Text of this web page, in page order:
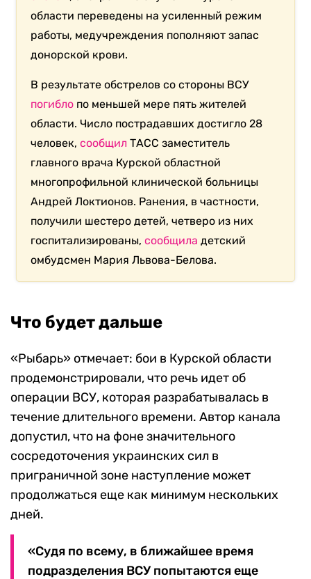
области переведены на усиленный режим
работы, медучреждения пополняют запас
донорской крови.
В результате обстрелов со стороны ВСУ
погибло по меньшей мере пять жителей
области. Число пострадавших достигло 28
человек,сообщил ТАСС заместитель
главного врача Курской областной
многопрофильной клинической больницы
Андрей Локтионов. Ранения, в частности,
получили шестеро детей, четверо из них
госпитализированы,сообщила детский
омбудсмен Мария Львова-Белова.
Что будет дальше
«Рыбарь» отмечает: бои в Курской области
продемонстрировали, что речь идет об
операции ВСУ, которая разрабатывалась в
течение длительного времени. Автор канала
допустил, что на фоне значительного
сосредоточения украинских сил в
приграничной зоне наступление может
продолжаться еще как минимум нескольких
дней.
«Судя по всему, в ближайшее время
подразделения ВСУ попытаются еще